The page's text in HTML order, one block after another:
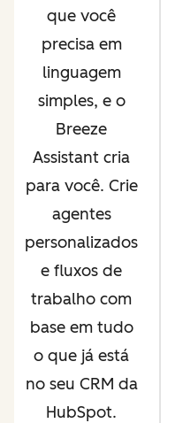
que você
precisa em
linguagem
simples, e o
Breeze
Assistant cria
para você. Crie
agentes
personalizados
e fluxos de
trabalho com
base em tudo
o que já está
no seu CRM da
HubSpot.